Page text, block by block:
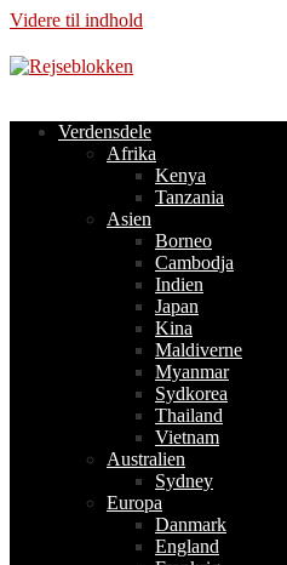
Videre til indhold
Verdensdele
Afrika
Kenya
Tanzania
Asien
Borneo
Cambodja
Indien
Japan
Kina
Maldiverne
Myanmar
Sydkorea
Thailand
Vietnam
Australien
Sydney
Europa
Danmark
England